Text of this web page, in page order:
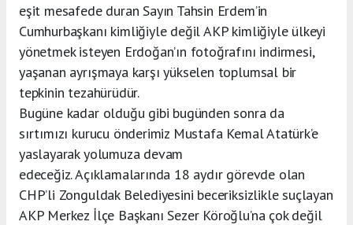
eşit mesafede duran Sayın Tahsin Erdem’in
Cumhurbaşkanı kimliğiyle değil AKP kimliğiyle ülkeyi
yönetmek isteyen Erdoğan’ın fotoğrafını indirmesi,
yaşanan ayrışmaya karşı yükselen toplumsal bir
tepkinin tezahürüdür.
Bugüne kadar olduğu gibi bugünden sonra da
sırtımızı kurucu önderimiz Mustafa Kemal Atatürk’e
yaslayarak yolumuza devam
edeceğiz. Açıklamalarında 18 aydır görevde olan
CHP’li Zonguldak Belediyesini beceriksizlikle suçlayan
AKP Merkez İlçe Başkanı Sezer Köroğlu’na çok değil